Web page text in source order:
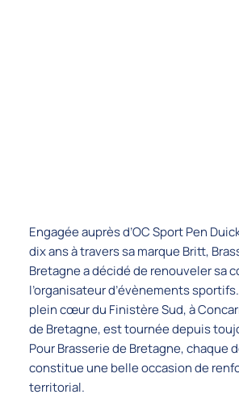
Engagée auprès d’OC Sport Pen
dix ans à travers sa marque Britt,
Bretagne a décidé de renouveler sa
l’organisateur d’évènements
plein cœur du Finistère Sud, à
de Bretagne, est tournée depuis
Pour Brasserie de Bretagne, chaque
constitue une belle occasion de
territorial.